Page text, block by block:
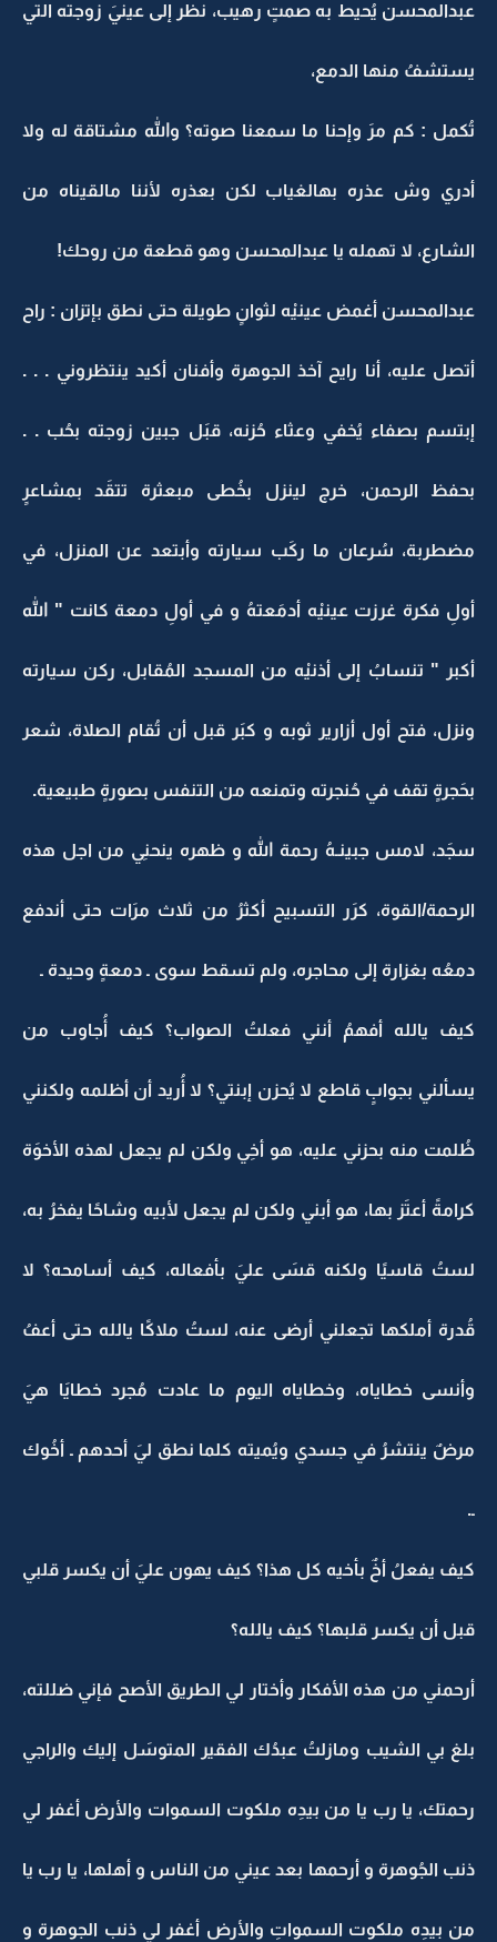
عبدالمحسن يُحيط به صمتٍ رهيب، نظر إلى عينيَ زوجته التي
يستشفُ منها الدمع،
تُكمل : كم مرَ وإحنا ما سمعنا صوته؟ والله مشتاقة له ولا
أدري وش عذره بهالغياب لكن بعذره لأننا مالقيناه من
الشارع، لا تهمله يا عبدالمحسن وهو قطعة من روحك!
عبدالمحسن أغمض عينيْه لثوانٍ طويلة حتى نطق بإتزان : راح
أتصل عليه، أنا رايح آخذ الجوهرة وأفنان أكيد ينتظروني . . .
إبتسم بصفاء يُخفي وعثاء حُزنه، قبَل جبين زوجته بحُب . .
بحفظ الرحمن، خرج لينزل بخُطى مبعثرة تتقَد بمشاعرٍ
مضطربة، سُرعان ما ركَب سيارته وأبتعد عن المنزل، في
أولِ فكرة غرزت عينيْه أدمَعتهُ و في أولِ دمعة كانت " الله
أكبر " تنسابُ إلى أذنيْه من المسجد المُقابل، ركن سيارته
ونزل، فتح أول أزارير ثوبه و كبَر قبل أن تُقام الصلاة، شعر
بحَجرةٍ تقف في حُنجرته وتمنعه من التنفس بصورةٍ طبيعية.
سجَد، لامس جبينـهُ رحمة الله و ظهره ينحنِي من اجل هذه
الرحمة/القوة، كرَر التسبيح أكثرُ من ثلاث مرَات حتى أندفع
دمعُه بغزارة إلى محاجره، ولم تسقط سوى ـ دمعةٍ وحيدة ـ
كيف يالله أفهمُ أنني فعلتُ الصواب؟ كيف أُجاوب من
يسألني بجوابٍ قاطع لا يُحزن إبنتي؟ لا أُريد أن أظلمه ولكنني
ظُلمت منه بحزني عليه، هو أخِي ولكن لم يجعل لهذه الأخوَة
كرامةً أعتَز بها، هو أبني ولكن لم يجعل لأبيه وشاحًا يفخرُ به،
لستُ قاسيًا ولكنه قسَى عليَ بأفعاله، كيف أسامحه؟ لا
قُدرة أملكها تجعلني أرضى عنه، لستُ ملاكًا يالله حتى أعفُ
وأنسى خطاياه، وخطاياه اليوم ما عادت مُجرد خطايَا هيَ
مرضٌ ينتشرُ في جسدي ويُميته كلما نطق ليَ أحدهم ـ أخُوك
ـ.
كيف يفعلُ أخٌ بأخيه كل هذا؟ كيف يهون عليَ أن يكسر قلبي
قبل أن يكسر قلبها؟ كيف يالله؟
أرحمني من هذه الأفكار وأختار لي الطريق الأصح فإني ضللته،
بلغ بي الشيب ومازلتُ عبدُك الفقير المتوسَل إليك والراجي
رحمتك، يا رب يا من بيدِه ملكوت السموات والأرض أغفر لي
ذنب الجُوهرة و أرحمها بعد عيني من الناس و أهلها، يا رب يا
من بيدِه ملكوت السمواتِ والأرض أغفر لي ذنب الجوهرة و